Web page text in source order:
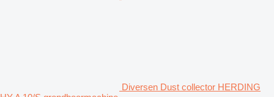
Diversen Dust collector HERDING